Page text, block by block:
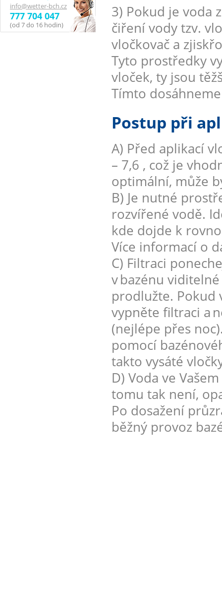
info@wetter-bch.cz
777 704 047
(od 7 do 16 hodin)
3) Pokud je voda
čiření vody tzv.
vločkovač a
Tyto prostředky
vloček, ty jsou
Tímto
Postup při
A) Před aplikací
– 7,6 , což je
optimální, může
B) Je nutné
rozvířené vodě.
kde dojde k
Více informací o
C) Filtraci
v bazénu
prodlužte. Pokud
vypněte filtraci a
(nejlépe přes
pomocí
takto vysáté
D) Voda ve
tomu tak není,
Po dosažení
běžný provoz